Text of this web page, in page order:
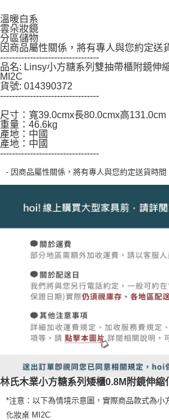
任。
４．使用「AFTEE先享後付」時，將依據個別帳
時審查核予不同之上限額度；若仍有額度不足之
請求用戶進行身份認證。
５．嚴禁一人註冊多個帳號或使用他人資訊註冊
恩沛科技股份有限公司將有權停止該用戶之使用
溫暖白系
雲朵妝鏡
分區儲物
因商品屬性關係，將有專人與您約定送
---------------------------------
品名: Linsy小方糖系列雙抽帶櫃附鏡伸
MI2C
貨號: 014390372
---------------------------------
尺寸：寬39.0cmx長80.0cmx高131.0cm
重量：46.6kg
產地：中國
產地：中國
---------------------------------
- 因商品屬性關係，將有專人與您約定送貨時間
林氏木業小方糖系列矮櫃0.8M附鏡伸縮
*注意：以下為情境示意圖，實際商品款式為小
化妝桌 MI2C